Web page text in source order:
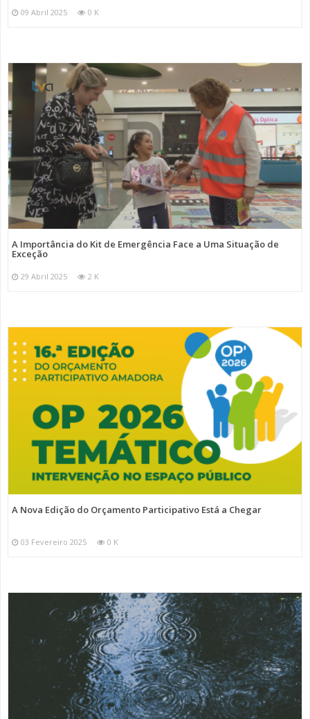
09 Abril 2025 0 K
A Importância do Kit de Emergência Face a Uma Situação de
Exceção
29 Abril 2025 2 K
A Nova Edição do Orçamento Participativo Está a Chegar
03 Fevereiro 2025 0 K